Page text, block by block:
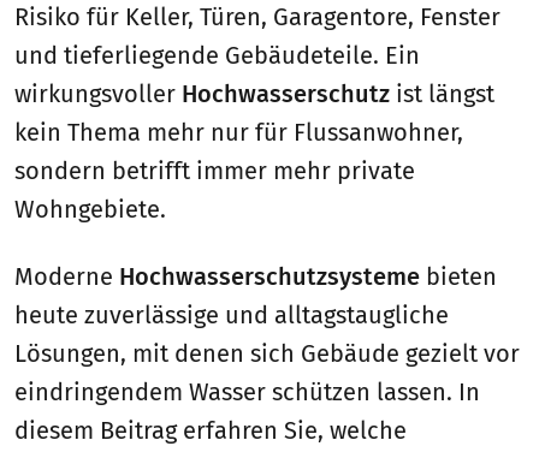
Risiko für Keller, Türen, Garagentore, Fenster
und tieferliegende Gebäudeteile. Ein
wirkungsvoller Hochwasserschutz ist längst
kein Thema mehr nur für Flussanwohner,
sondern betrifft immer mehr private
Wohngebiete.
Moderne Hochwasserschutzsysteme bieten
heute zuverlässige und alltagstaugliche
Lösungen, mit denen sich Gebäude gezielt vor
eindringendem Wasser schützen lassen. In
diesem Beitrag erfahren Sie, welche